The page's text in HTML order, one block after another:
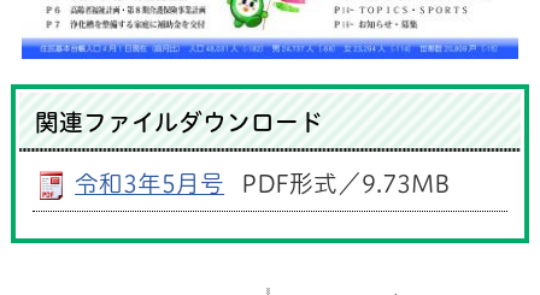
関連ファイルダウンロード
令和3年5月号 PDF形式／9.73MB